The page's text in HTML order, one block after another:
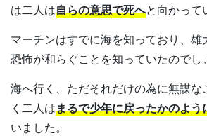
は二人は自らの意思で死へと向かって
マーチンはすでに海を知っており、
恐怖が和らぐことを知っていたのでし
海へ行く、ただそれだけの為に無謀な
く二人はまるで少年に戻ったかのよう
いました。